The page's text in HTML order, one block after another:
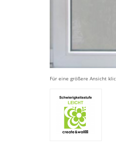
Für eine größere Ansicht